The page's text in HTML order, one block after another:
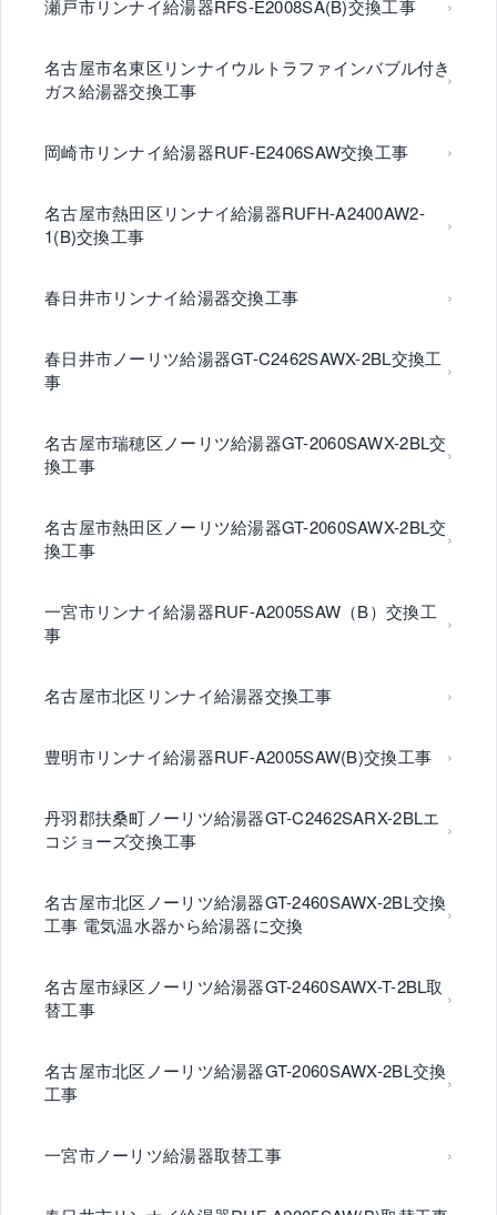
瀬戸市リンナイ給湯器RFS-E2008SA(B)交換工事
名古屋市名東区リンナイウルトラファインバブル付き
ガス給湯器交換工事
岡崎市リンナイ給湯器RUF-E2406SAW交換工事
名古屋市熱田区リンナイ給湯器RUFH-A2400AW2-
1(B)交換工事
春日井市リンナイ給湯器交換工事
春日井市ノーリツ給湯器GT-C2462SAWX-2BL交換工
事
名古屋市瑞穂区ノーリツ給湯器GT-2060SAWX-2BL交
換工事
名古屋市熱田区ノーリツ給湯器GT-2060SAWX-2BL交
換工事
一宮市リンナイ給湯器RUF-A2005SAW（B）交換工
事
名古屋市北区リンナイ給湯器交換工事
豊明市リンナイ給湯器RUF-A2005SAW(B)交換工事
丹羽郡扶桑町ノーリツ給湯器GT-C2462SARX-2BLエ
コジョーズ交換工事
名古屋市北区ノーリツ給湯器GT-2460SAWX-2BL交換
工事 電気温水器から給湯器に交換
名古屋市緑区ノーリツ給湯器GT-2460SAWX-T-2BL取
替工事
名古屋市北区ノーリツ給湯器GT-2060SAWX-2BL交換
工事
一宮市ノーリツ給湯器取替工事